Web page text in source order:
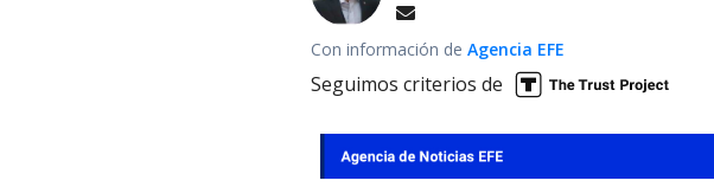
Con información de Agencia EFE
Seguimos criterios de